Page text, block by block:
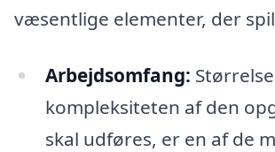
væsentlige elementer, der
Arbejdsomfang:
kompleksiteten af den
skal udføres, er en af de